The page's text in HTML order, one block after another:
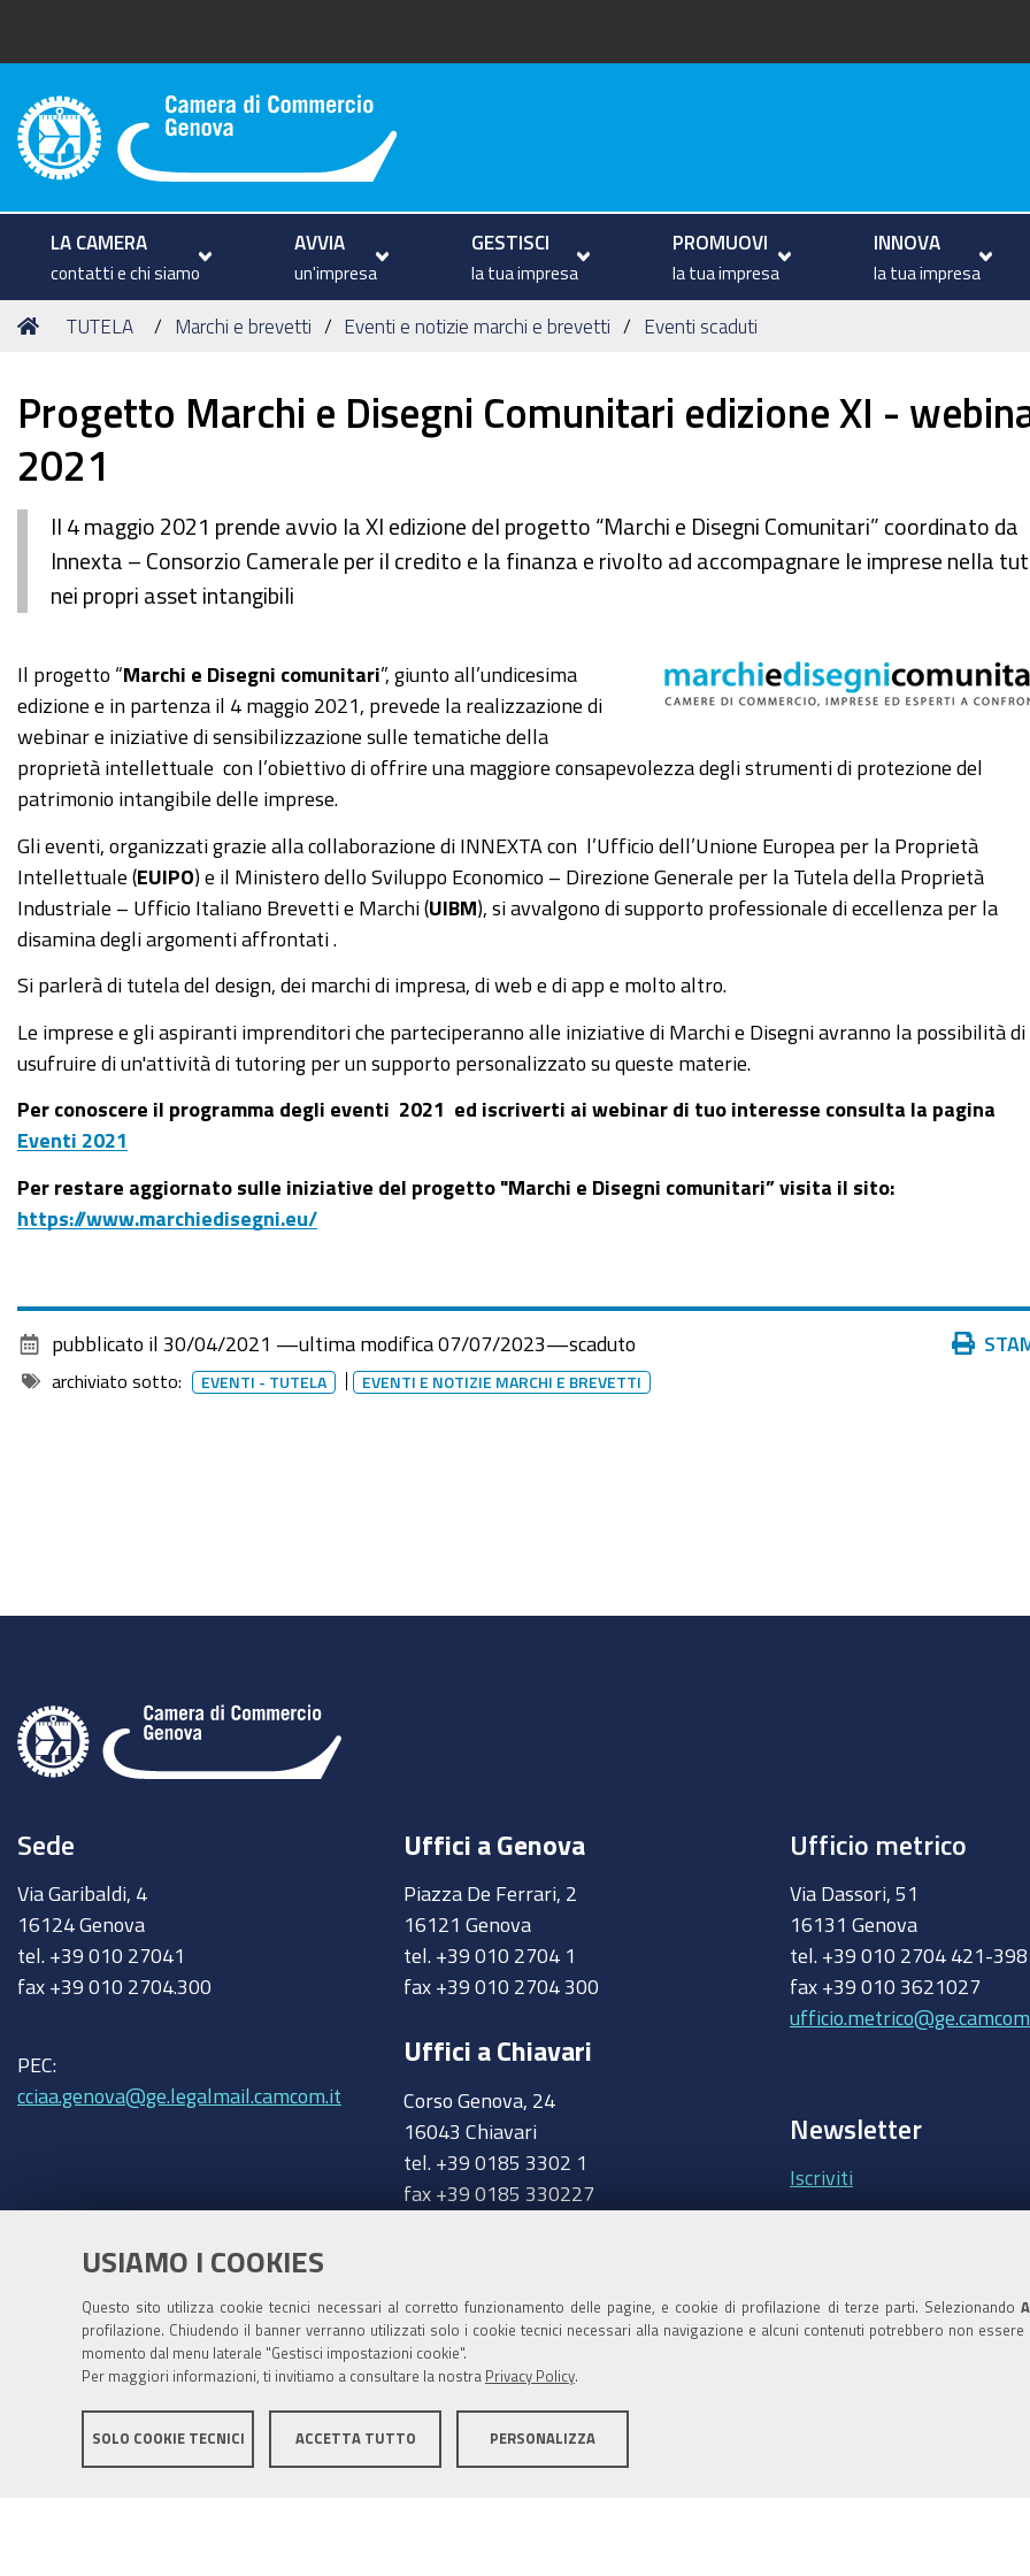
USIAMO I COOKIES
Questo sito utilizza cookie tecnici necessari al corretto funzionamento delle pagine, e cookie di profilazione di terze parti. Selezionando
profilazione. Chiudendo il banner verranno utilizzati solo i cookie tecnici necessari alla navigazione e alcuni contenuti potrebbero non
momento dal menu laterale "Gestisci impostazioni cookie".
Per maggiori informazioni, ti invitiamo a consultare la nostra Privacy Policy
SOLO COOKIE TECNICI ACCETTA TUTTO PERSONALIZZA
Camera di Commercio di Genova
LA CAMERA
contatti e chi siamo
AVVIA
un'impresa
GESTISCI
la tua impresa
PROMUOVI
la tua impresa
INNOVA
la tua impresa
Tu
Home
TUTELA Marchi e brevetti Eventi e notizie marchi e brevetti Eventi scaduti
Progetto Marchi e Disegni Comunitari edizione XI -
2021
Il 4 maggio 2021 prende avvio la XI edizione del progetto “Marchi e Disegni Comunitari” coordinato da
Innexta – Consorzio Camerale per il credito e la finanza e rivolto ad accompagnare le imprese nella
nei propri asset intangibili
Il progetto “Marchi e Disegni comunitari”, giunto all’undicesima
edizione e in partenza il 4 maggio 2021, prevede la realizzazione di
webinar e iniziative di sensibilizzazione sulle tematiche della
proprietà intellettuale con l’obiettivo di offrire una maggiore consapevolezza degli strumenti di protezione del
patrimonio intangibile delle imprese.
Gli eventi, organizzati grazie alla collaborazione di INNEXTA con l’Ufficio dell’Unione Europea per la Proprietà
Intellettuale (EUIPO) e il Ministero dello Sviluppo Economico – Direzione Generale per la Tutela della Proprietà
Industriale – Ufficio Italiano Brevetti e Marchi (UIBM), si avvalgono di supporto professionale di eccellenza per la
disamina degli argomenti affrontati .
Si parlerà di tutela del design, dei marchi di impresa, di web e di app e molto altro.
Le imprese e gli aspiranti imprenditori che parteciperanno alle iniziative di Marchi e Disegni avranno la possibilità di
usufruire di un'attività di tutoring per un supporto personalizzato su queste materie.
Per conoscere il programma degli eventi 2021 ed iscriverti ai webinar di tuo interesse consulta la pagina
Eventi 2021
Per restare aggiornato sulle iniziative del progetto "Marchi e Disegni comunitari” visita il sito:
https://www.marchiedisegni.eu/
Azioni
pubblicato il 30/04/2021 —ultima modifica 07/07/2023—scaduto
archiviato sotto: EVENTI - TUTELA EVENTI E NOTIZIE MARCHI E BREVETTI
Sede
Via Garibaldi, 4
16124 Genova
tel. +39 010 27041
fax +39 010 2704.300
PEC:
cciaa.genova@ge.legalmail.camcom.it
Uffici a Genova
Piazza De Ferrari, 2
16121 Genova
tel. +39 010 2704 1
fax +39 010 2704 300
Uffici a Chiavari
Corso Genova, 24
16043 Chiavari
tel. +39 0185 3302 1
fax +39 0185 330227
Ufficio metrico
Via Dassori, 51
16131 Genova
tel. +39 010 2704 421-398
fax +39 010 3621027
Newsletter
Iscriviti